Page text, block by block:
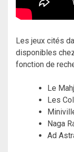
Les jeux cités
disponibles
fonction de
Le
Les
Naga
Ad